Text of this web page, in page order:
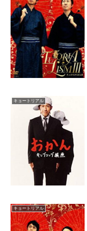
キョートリアル
キョートリアル